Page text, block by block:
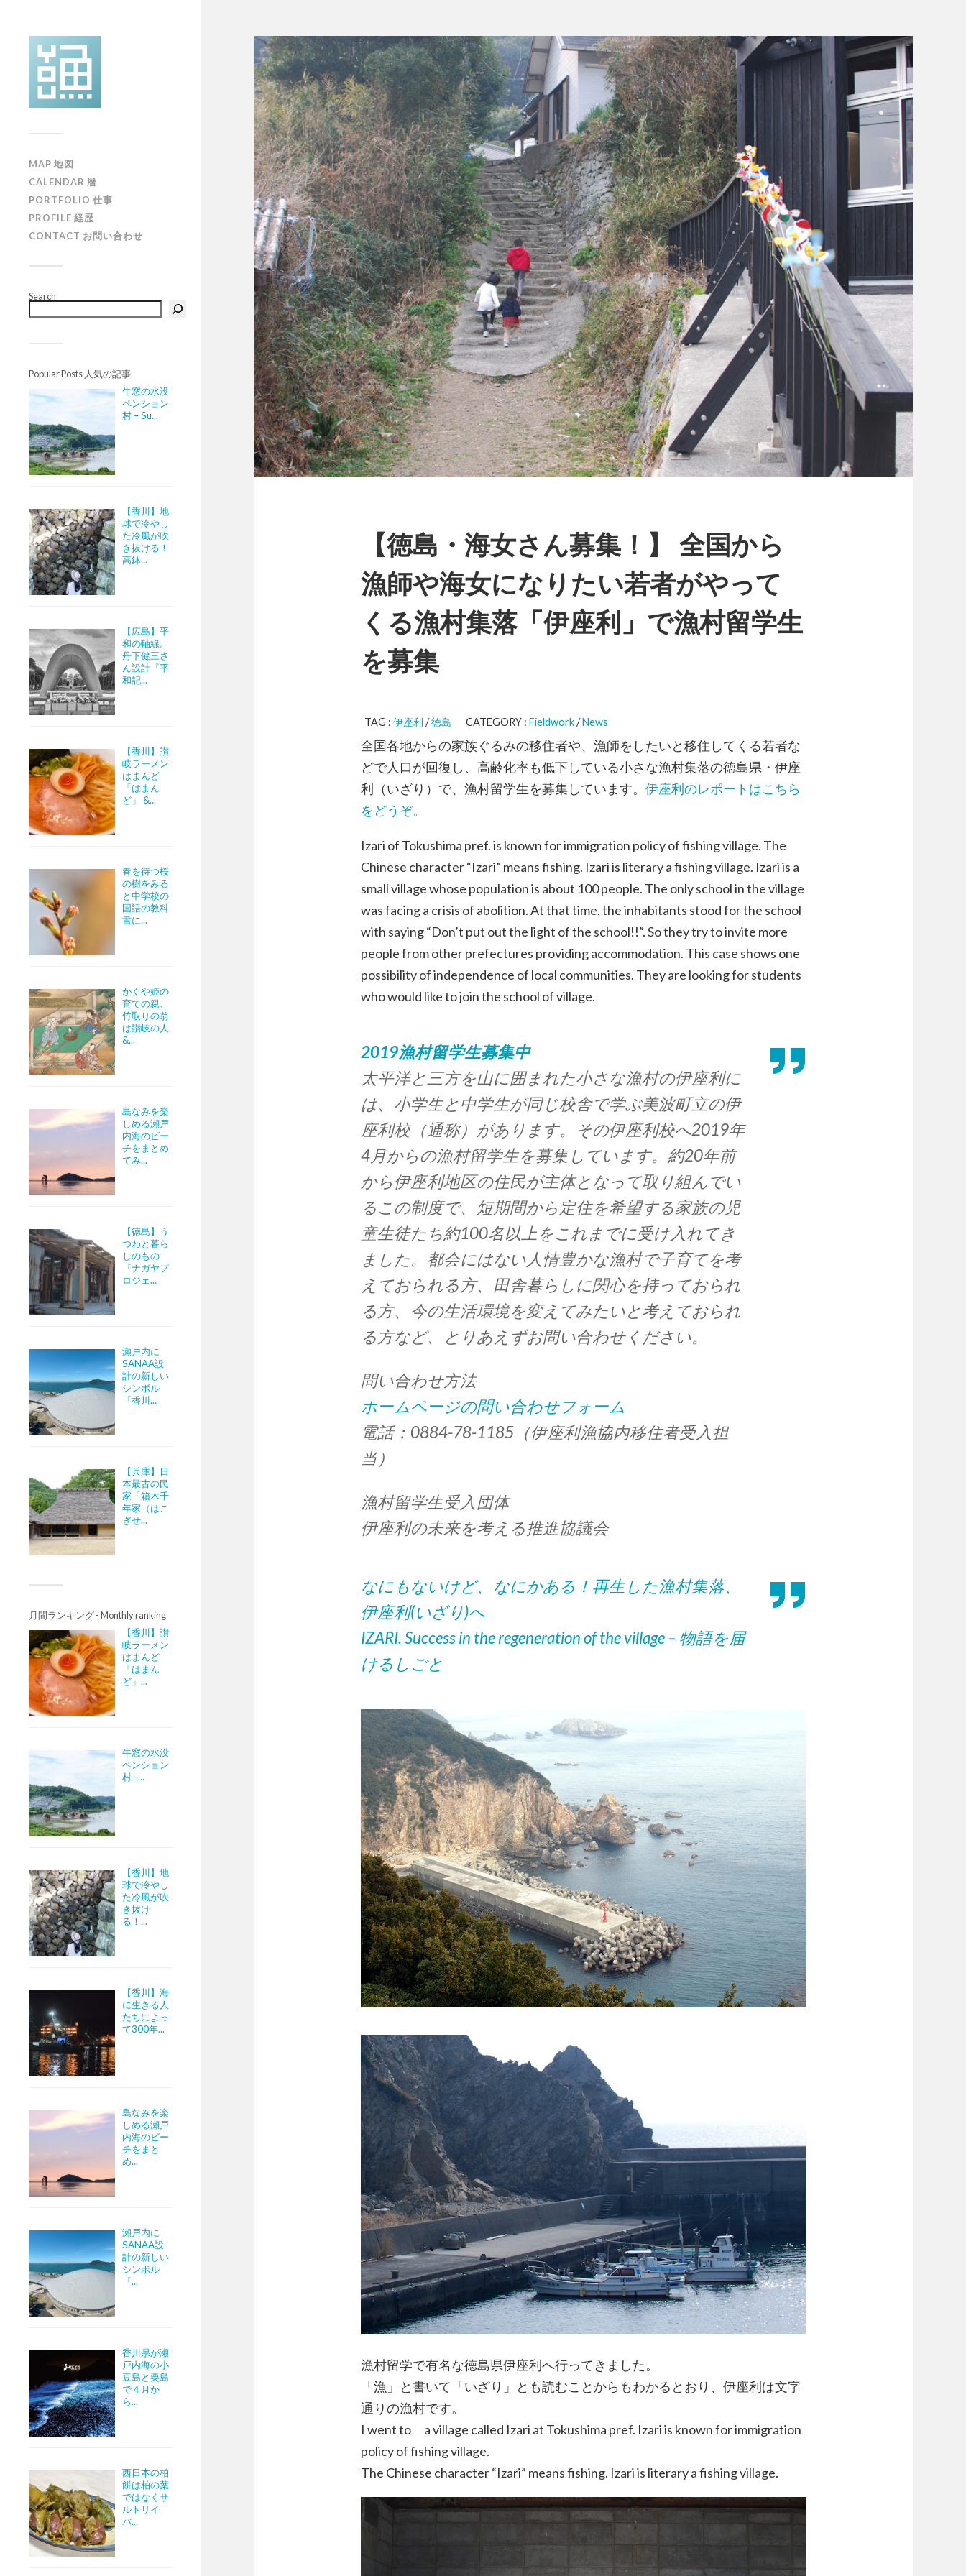
MAP 地図
CALENDAR 暦
PORTFOLIO 仕事
PROFILE 経歴
CONTACT お問い合わせ
Search
Popular Posts 人気の記事
牛窓の水没
ペンション
村 – Su...
【香川】地
球で冷やし
た冷風が吹
き抜ける！
高鉢...
【広島】平
和の軸線。
丹下健三さ
ん設計『平
和記...
【香川】讃
岐ラーメン
はまんど
「はまん
ど」 &...
春を待つ桜
の樹をみる
と中学校の
国語の教科
書に...
かぐや姫の
育ての親、
竹取りの翁
は讃岐の人
&...
島なみを楽
しめる瀬戸
内海のビー
チをまとめ
てみ...
【徳島】う
つわと暮ら
しのもの
『ナガヤプ
ロジェ...
瀬戸内に
SANAA設
計の新しい
シンボル
『香川...
【兵庫】日
本最古の民
家「箱木千
年家（はこ
ぎせ...
月間ランキング - Monthly ranking
【香川】讃
岐ラーメン
はまんど
「はまん
ど」...
牛窓の水没
ペンション
村 –...
【香川】地
球で冷やし
た冷風が吹
き抜け
る！...
【香川】海
に生きる人
たちによっ
て300年...
島なみを楽
しめる瀬戸
内海のビー
チをまと
め...
瀬戸内に
SANAA設
計の新しい
シンボル
『...
香川県が瀬
戸内海の小
豆島と粟島
で４月か
ら...
西日本の柏
餅は柏の葉
ではなくサ
ルトリイ
バ...
【徳島・海女さん募集！】 全国から
漁師や海女になりたい若者がやって
くる漁村集落「伊座利」で漁村留学生
を募集
TAG : 伊座利 /徳島 CATEGORY : Fieldwork/News
全国各地からの家族ぐるみの移住者や、漁師をしたいと移住してくる若者な
どで人口が回復し、高齢化率も低下している小さな漁村集落の徳島県・伊座
利（いざり）で、漁村留学生を募集しています。 伊座利のレポートはこちら
をどうぞ。
Izari of Tokushima pref. is known for immigration policy of fishing village. The
Chinese character “Izari” means fishing. Izari is literary a fishing village. Izari is a
small village whose population is about 100 people. The only school in the village
was facing a crisis of abolition. At that time, the inhabitants stood for the school
with saying “Don’t put out the light of the school!!”. So they try to invite more
people from other prefectures providing accommodation. This case shows one
possibility of independence of local communities. They are looking for students
who would like to join the school of village.
2019漁村留学生募集中
太平洋と三方を山に囲まれた小さな漁村の伊座利に
は、小学生と中学生が同じ校舎で学ぶ美波町立の伊
座利校（通称）があります。その伊座利校へ2019年
4月からの漁村留学生を募集しています。約20年前
から伊座利地区の住民が主体となって取り組んでい
るこの制度で、短期間から定住を希望する家族の児
童生徒たち約100名以上をこれまでに受け入れてき
ました。都会にはない人情豊かな漁村で子育てを考
えておられる方、田舎暮らしに関心を持っておられ
る方、今の生活環境を変えてみたいと考えておられ
る方など、とりあえずお問い合わせください。
問い合わせ方法
ホームページの問い合わせフォーム
電話：0884-78-1185（伊座利漁協内移住者受入担
当）
漁村留学生受入団体
伊座利の未来を考える推進協議会
なにもないけど、なにかある！再生した漁村集落、
伊座利(いざり)へ
IZARI. Success in the regeneration of the village – 物語を届
けるしごと
漁村留学で有名な徳島県伊座利へ行ってきました。
「漁」と書いて「いざり」とも読むことからもわかるとおり、伊座利は文字
通りの漁村です。
I went to a village called Izari at Tokushima pref. Izari is known for immigration
policy of fishing village.
The Chinese character “Izari” means fishing. Izari is literary a fishing village.